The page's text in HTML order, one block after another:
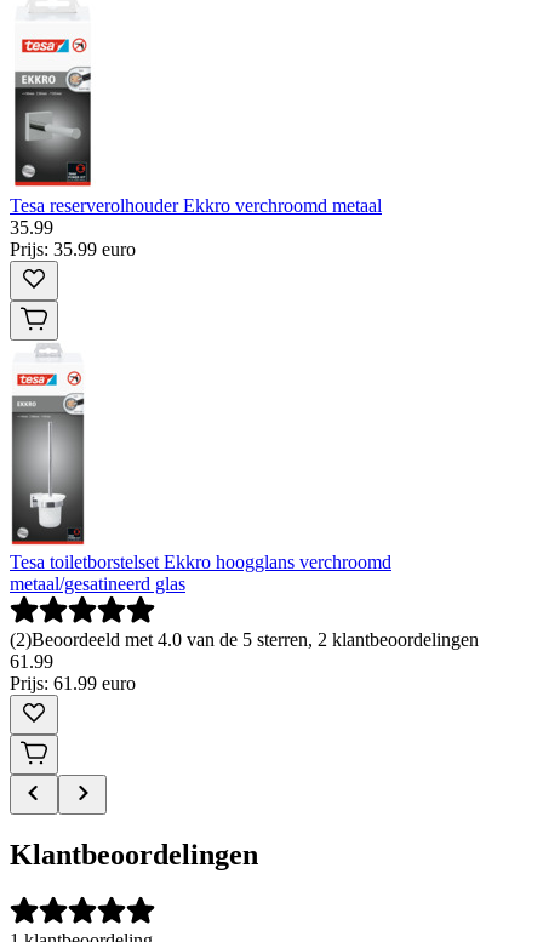
Tesa reserverolhouder Ekkro verchroomd metaal
35.99
Prijs: 35.99 euro
Tesa toiletborstelset Ekkro hoogglans verchroomd
metaal/gesatineerd glas
(2)Beoordeeld met 4.0 van de 5 sterren, 2 klantbeoordelingen
61 .99
Prijs: 61.99 euro
Klantbeoordelingen